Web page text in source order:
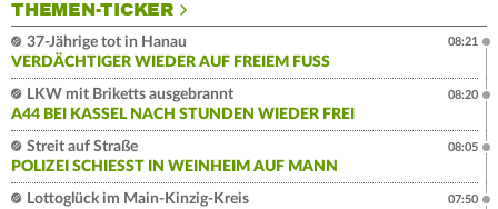
THEMEN-TICKER
37-Jährige tot in Hanau
VERDÄCHTIGER WIEDER AUF FREIEM FUSS
08:21
LKW mit Briketts ausgebrannt
A44 BEI KASSEL NACH STUNDEN WIEDER FREI
08:20
Streit auf Straße
POLIZEI SCHIESST IN WEINHEIM AUF MANN
08:05
Lottoglück im Main-Kinzig-Kreis
07:50